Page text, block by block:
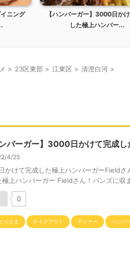
ニング
【ハンバーガー】3000日か
した極上ハンバー...
> 23区東部 > 江東区 > 清澄白河 >
ンバーガー】3000日かけて完成
4/25
かけて完成した極上ハンバーガーField
極上ハンバーガー Fieldさん！バンズに収
0
りさま テイクアウト ディナー ハンバ